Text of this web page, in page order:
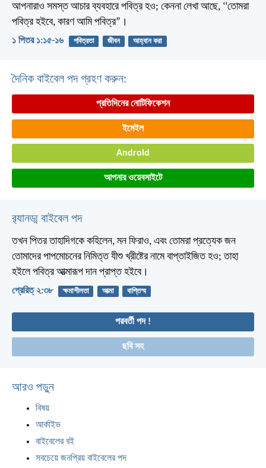
আপনারাও সমস্ত আচার ব্যবহারে পবিত্র হও; কেননা লেখা আছে, ‘‘তোমরা
পবিত্র হইবে, কারণ আমি পবিত্র”।
১ পিতর ১:১৫-১৬ পবিত্রতা জীবন আহ্বান করা
দৈনিক বাইবেল পদ গ্রহণ করুন:
প্রতিদিনের নোটিফিকেশন
ইমেইল
Android
আপনার ওয়েবসাইটে
র‌্যানড্ম বাইবেল পদ
তখন পিতর তাহাদিগকে কহিলেন, মন ফিরাও, এবং তোমরা প্রত্যেক জন
তোমাদের পাপমোচনের নিমিত্ত যীশু খ্রীষ্টের নামে বাপ্তাইজিত হও; তাহা
হইলে পবিত্র আত্মারূপ দান প্রাপ্ত হইবে।
প্রেরিত্‌ ২:৩৮ ক্ষমাশীলতা আত্মা বাপ্তিস্ম
পরবর্তী পদ !
ছবি সহ
আরও পড়ুন
বিষয়
আর্কাইভ
বাইবেলের বই
সবচেয়ে জনপ্রিয় বাইবেলের পদ